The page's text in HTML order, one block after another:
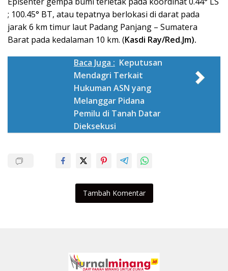
; 100.45° BT, atau tepatnya berlokasi di darat pada
jarak 6 km timur laut Padang Panjang – Sumatera
Barat pada kedalaman 10 km. (Kasdi Ray/Red.Jm).
Baca Juga : Keputusan
Mendagri Terkait
Hukuman ASN yang
Melanggar Pidana
Pemilu di Tanah Datar
Dieksekusi
Tambah Komentar